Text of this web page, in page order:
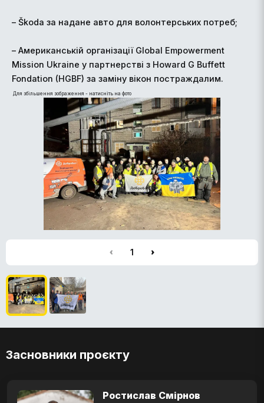
– Škoda за надане авто для волонтерських потреб;
– Американській організації Global Empowerment
Mission Ukraine у партнерстві з Howard G Buffett
Fondation (HGBF) за заміну вікон постраждалим.
Для збільшення зображення - натисніть на фото
1
Засновники проєкту
Ростислав Смірнов